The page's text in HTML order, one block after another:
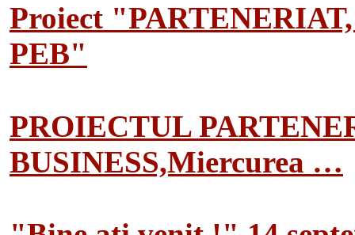
Proiect
PEB"
PROIECTUL
BUSINESS,Miercurea …